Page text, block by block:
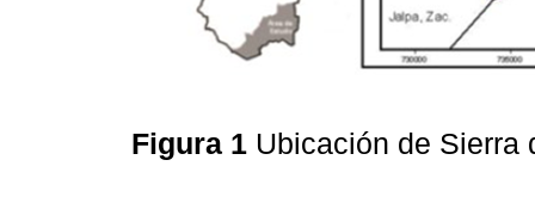
Figura 1 Ubicación de Sierra